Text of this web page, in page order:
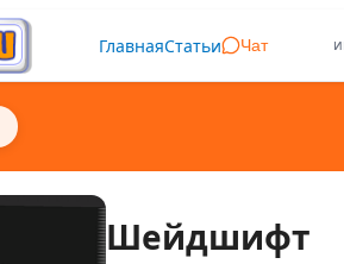
ГлавнаяСтатьи Чат
Шейдшифт